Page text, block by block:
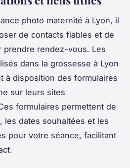
photo maternité à Lyon, il
de contacts fiables et de
prendre rendez-vous. Les
dans la grossesse à Lyon
à disposition des formulaires
sur leurs sites
formulaires permettent de
les dates souhaitées et les
pour votre séance, facilitant